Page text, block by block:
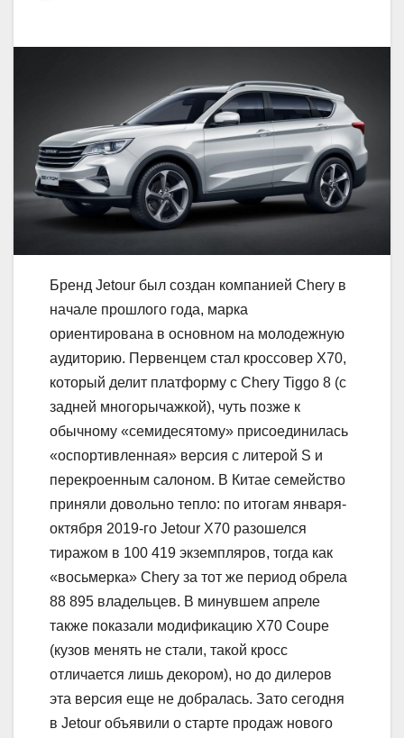
Бренд Jetour был создан компанией Chery в
начале прошлого года, марка
ориентирована в основном на молодежную
аудиторию. Первенцем стал кроссовер X70,
который делит платформу с Chery Tiggo 8 (с
задней многорычажкой), чуть позже к
обычному «семидесятому» присоединилась
«оспортивленная» версия с литерой S и
перекроенным салоном. В Китае семейство
приняли довольно тепло: по итогам января-
октября 2019-го Jetour X70 разошелся
тиражом в 100 419 экземпляров, тогда как
«восьмерка» Chery за тот же период обрела
88 895 владельцев. В минувшем апреле
также показали модификацию X70 Coupe
(кузов менять не стали, такой кросс
отличается лишь декором), но до дилеров
эта версия еще не добралась. Зато сегодня
в Jetour объявили о старте продаж нового